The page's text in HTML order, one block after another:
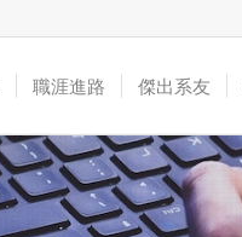
職涯進路 傑出系友